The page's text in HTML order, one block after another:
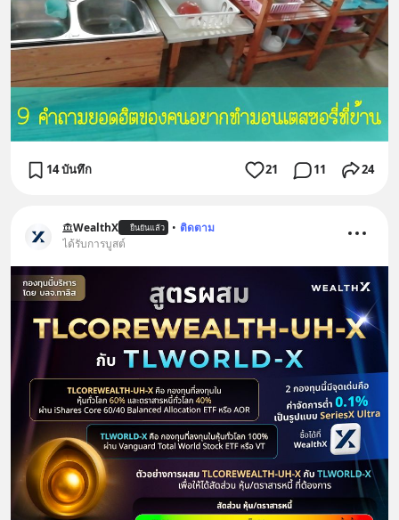
14 บันทึก 21 11 24
WealthX ยืนยันแล้ว • ติดตาม
ได้รับการบูสต์